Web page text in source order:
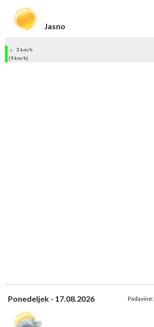
Jasno
3 km/h
(9 km/h)
Ponedeljek - 17.08.2026 Padavine: